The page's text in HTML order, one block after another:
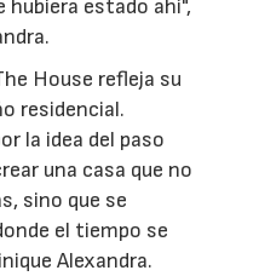
hubiera estado ahí",
House refleja su
residencial.
la idea del paso
una casa que no
sino que se
el tiempo se
Alexandra.